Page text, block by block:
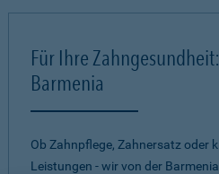
Für Ihre
Barmenia
Ob Zahnpflege, Zahnersatz oder
Leistungen - wir von der